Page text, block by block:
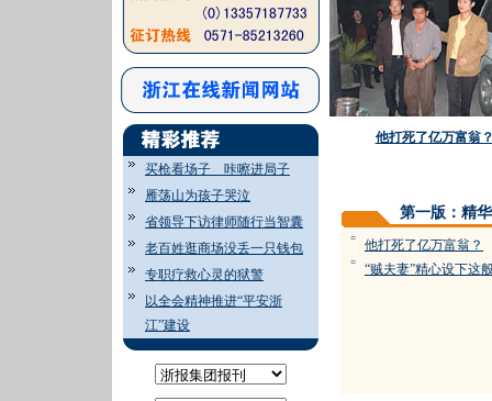
买枪看场子 咔嚓进局子
雁荡山为孩子哭泣
省领导下访律师随行当智囊
老百姓逛商场没丢一只钱包
专职疗救心灵的狱警
以全会精神推进“平安浙
江”建设
他打死了亿万富翁
第一版：精
= 他打死了亿万富翁？
= “贼夫妻”精心设下这